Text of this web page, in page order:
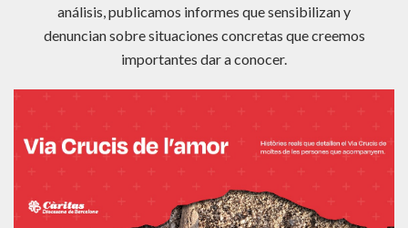
análisis, publicamos informes que sensibilizan y
denuncian sobre situaciones concretas que creemos
importantes dar a conocer.